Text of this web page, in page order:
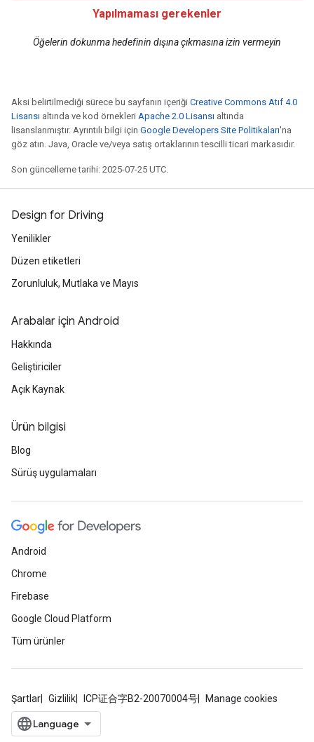
Yapılmaması gerekenler
Öğelerin dokunma hedefinin dışına çıkmasına izin vermeyin
Aksi belirtilmediği sürece bu sayfanın içeriği Creative Commons Atıf 4.0
Lisansı altında ve kod örnekleri Apache 2.0 Lisansı altında
lisanslanmıştır. Ayrıntılı bilgi için Google Developers Site Politikaları'na
göz atın. Java, Oracle ve/veya satış ortaklarının tescilli ticari markasıdır.
Son güncelleme tarihi: 2025-07-25 UTC.
Design for Driving
Yenilikler
Düzen etiketleri
Zorunluluk, Mutlaka ve Mayıs
Arabalar için Android
Hakkında
Geliştiriciler
Açık Kaynak
Ürün bilgisi
Blog
Sürüş uygulamaları
Android
Chrome
Firebase
Google Cloud Platform
Tüm ürünler
Şartlar Gizlilik ICP证合字B2-20070004号 Manage cookies